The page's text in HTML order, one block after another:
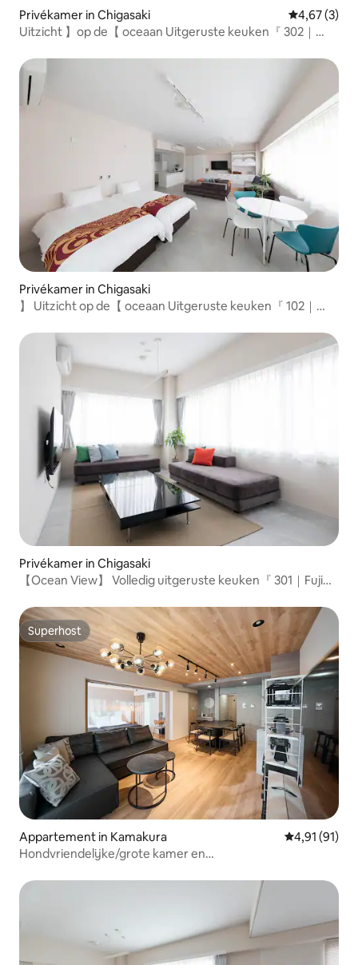
Privékamer in Chigasaki
4,67 (3)
Uitzicht 】op de【 oceaan Uitgeruste keuken『 302｜
Privékamer in Chigasaki
】 Uitzicht op de【 oceaan Uitgeruste keuken『 102｜
Privékamer in Chigasaki
【Ocean View】 Volledig uitgeruste keuken『 301｜Fuji』
Superhost
Superhost
Appartement in Kamakura Gemiddelde
4,91 (91)
Hondvriendelijke/grote kamer en